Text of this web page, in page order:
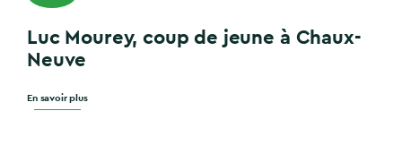
Luc Mourey, coup de jeune à Chaux-
Neuve
En savoir plus